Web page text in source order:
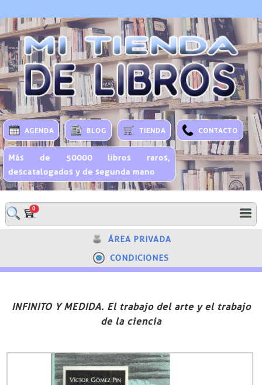
AGENDA BLOG TIENDA CONTACTO
Más de 50000 libros raros,
descatalogados y de segunda mano
0
ÁREA PRIVADA
CONDICIONES
INFINITO Y MEDIDA. El trabajo del arte y el trabajo
de la ciencia